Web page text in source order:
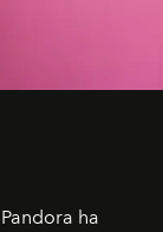
ha